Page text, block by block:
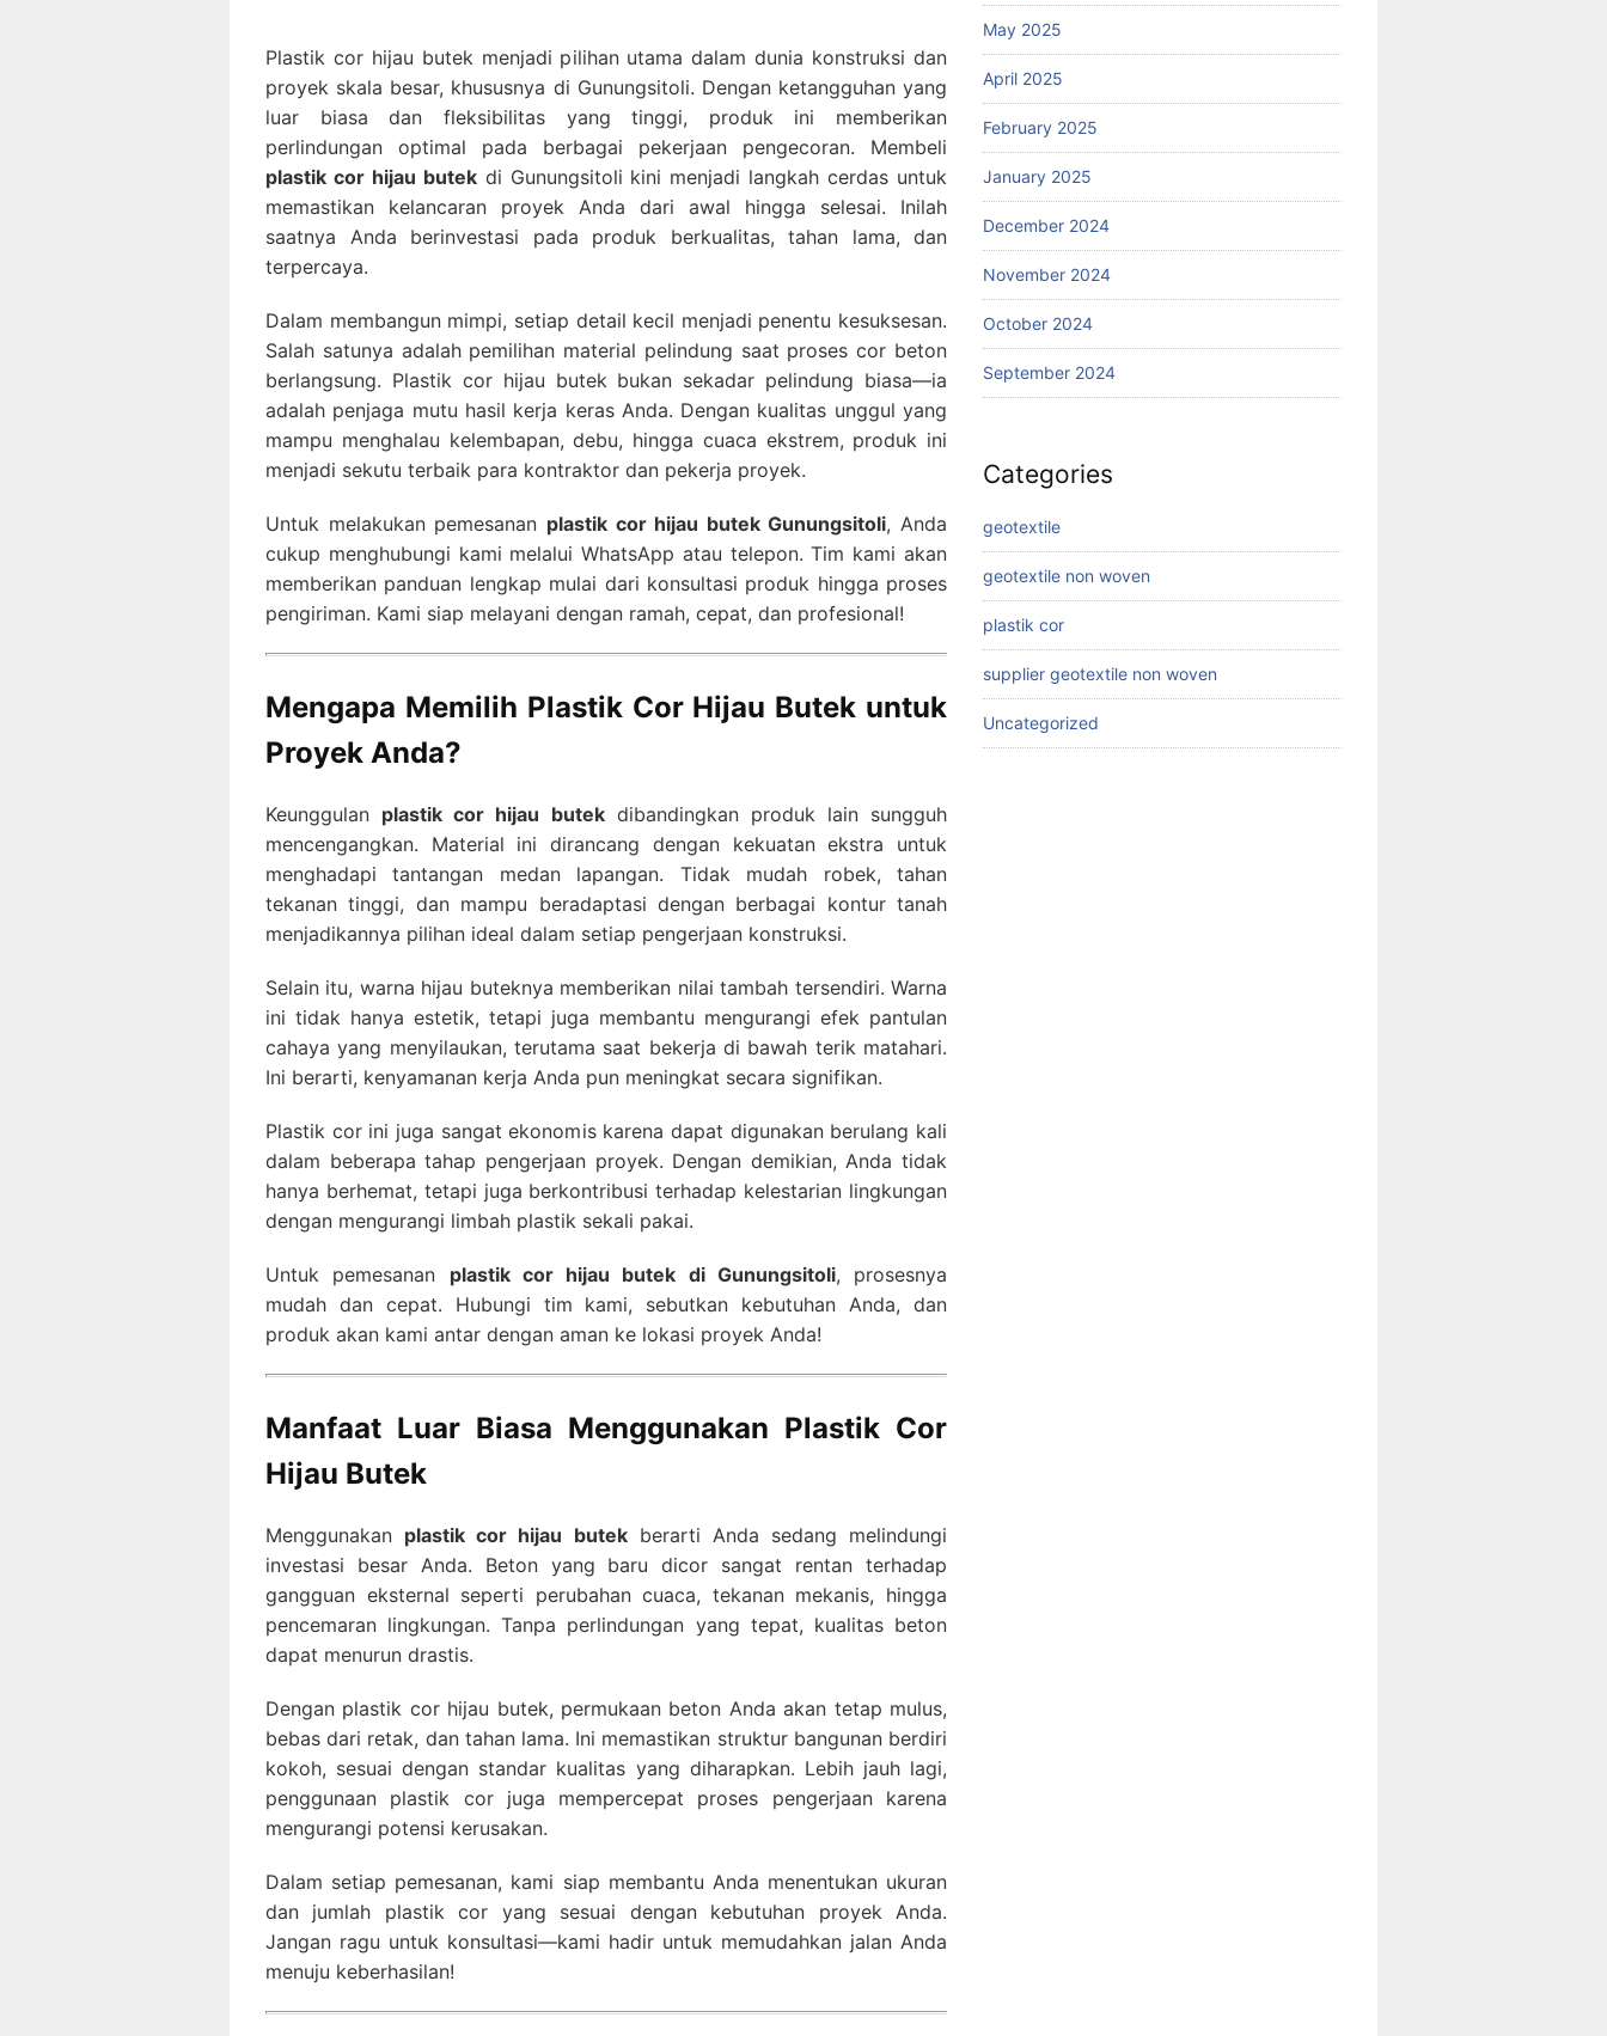
Plastik cor hijau butek menjadi pilihan utama dalam dunia konstruksi dan
proyek skala besar, khususnya di Gunungsitoli. Dengan ketangguhan yang
luar biasa dan fleksibilitas yang tinggi, produk ini memberikan
perlindungan optimal pada berbagai pekerjaan pengecoran. Membeli
plastik cor hijau butekdi Gunungsitoli kini menjadi langkah cerdas untuk
memastikan kelancaran proyek Anda dari awal hingga selesai. Inilah
saatnya Anda berinvestasi pada produk berkualitas, tahan lama, dan
terpercaya.
Dalam membangun mimpi, setiap detail kecil menjadi penentu kesuksesan.
Salah satunya adalah pemilihan material pelindung saat proses cor beton
berlangsung. Plastik cor hijau butek bukan sekadar pelindung biasa—ia
adalah penjaga mutu hasil kerja keras Anda. Dengan kualitas unggul yang
mampu menghalau kelembapan, debu, hingga cuaca ekstrem, produk ini
menjadi sekutu terbaik para kontraktor dan pekerja proyek.
Untuk melakukan pemesanan plastik cor hijau butek Gunungsitoli, Anda
cukup menghubungi kami melalui WhatsApp atau telepon. Tim kami akan
memberikan panduan lengkap mulai dari konsultasi produk hingga proses
pengiriman. Kami siap melayani dengan ramah, cepat, dan profesional!
Mengapa Memilih Plastik Cor Hijau Butek untuk
Proyek Anda?
Keunggulan plastik cor hijau butekdibandingkan produk lain sungguh
mencengangkan. Material ini dirancang dengan kekuatan ekstra untuk
menghadapi tantangan medan lapangan. Tidak mudah robek, tahan
tekanan tinggi, dan mampu beradaptasi dengan berbagai kontur tanah
menjadikannya pilihan ideal dalam setiap pengerjaan konstruksi.
Selain itu, warna hijau buteknya memberikan nilai tambah tersendiri. Warna
ini tidak hanya estetik, tetapi juga membantu mengurangi efek pantulan
cahaya yang menyilaukan, terutama saat bekerja di bawah terik matahari.
Ini berarti, kenyamanan kerja Anda pun meningkat secara signifikan.
Plastik cor ini juga sangat ekonomis karena dapat digunakan berulang kali
dalam beberapa tahap pengerjaan proyek. Dengan demikian, Anda tidak
hanya berhemat, tetapi juga berkontribusi terhadap kelestarian lingkungan
dengan mengurangi limbah plastik sekali pakai.
Untuk pemesanan plastik cor hijau butek di Gunungsitoli, prosesnya
mudah dan cepat. Hubungi tim kami, sebutkan kebutuhan Anda, dan
produk akan kami antar dengan aman ke lokasi proyek Anda!
Manfaat Luar Biasa Menggunakan Plastik Cor
Hijau Butek
Menggunakan plastik cor hijau butekberarti Anda sedang melindungi
investasi besar Anda. Beton yang baru dicor sangat rentan terhadap
gangguan eksternal seperti perubahan cuaca, tekanan mekanis, hingga
pencemaran lingkungan. Tanpa perlindungan yang tepat, kualitas beton
dapat menurun drastis.
Dengan plastik cor hijau butek, permukaan beton Anda akan tetap mulus,
bebas dari retak, dan tahan lama. Ini memastikan struktur bangunan berdiri
kokoh, sesuai dengan standar kualitas yang diharapkan. Lebih jauh lagi,
penggunaan plastik cor juga mempercepat proses pengerjaan karena
mengurangi potensi kerusakan.
Dalam setiap pemesanan, kami siap membantu Anda menentukan ukuran
dan jumlah plastik cor yang sesuai dengan kebutuhan proyek Anda.
Jangan ragu untuk konsultasi—kami hadir untuk memudahkan jalan Anda
menuju keberhasilan!
May 2025
April 2025
February 2025
January 2025
December 2024
November 2024
October 2024
September 2024
Categories
geotextile
geotextile non woven
plastik cor
supplier geotextile non woven
Uncategorized